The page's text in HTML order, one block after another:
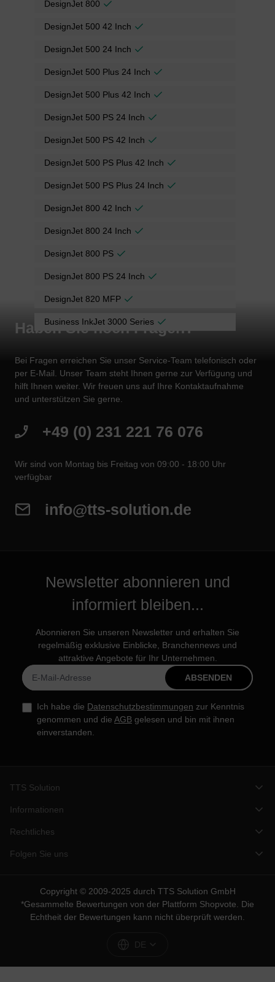
DesignJet 800
DesignJet 500 42 Inch
DesignJet 500 24 Inch
DesignJet 500 Plus 24 Inch
DesignJet 500 Plus 42 Inch
DesignJet 500 PS 24 Inch
DesignJet 500 PS 42 Inch
DesignJet 500 PS Plus 42 Inch
DesignJet 500 PS Plus 24 Inch
DesignJet 800 42 Inch
DesignJet 800 24 Inch
DesignJet 800 PS
DesignJet 800 PS 24 Inch
DesignJet 820 MFP
Business InkJet 3000 Series
Haben Sie noch Fragen?
Bei Fragen erreichen Sie unser Service-Team telefonisch oder
per E-Mail. Unser Team steht Ihnen gerne zur Verfügung und
hilft Ihnen weiter. Wir freuen uns auf Ihre Kontaktaufnahme
und unterstützen Sie gerne.
+49 (0) 231 221 76 076
Wir sind von Montag bis Freitag von 09:00 - 18:00 Uhr
verfügbar
info@tts-solution.de
Newsletter abonnieren und
informiert bleiben...
Abonnieren Sie unseren Newsletter und erhalten Sie
regelmäßig exklusive Einblicke, Branchennews und
attraktive Angebote für Ihr Unternehmen.
ABSENDEN
Ich habe die Datenschutzbestimmungen zur Kenntnis
genommen und die AGB gelesen und bin mit ihnen
einverstanden.
TTS Solution
Informationen
Rechtliches
Folgen Sie uns
Copyright © 2009-2025 durch TTS Solution GmbH
*Gesammelte Bewertungen von der Plattform Shopvote . Die
Echtheit der Bewertungen kann nicht überprüft werden.
DE